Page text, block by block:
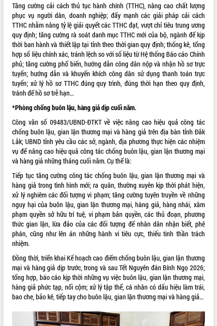
LIÊN KẾT WEB
THỐNG KÊ TRUY CẬP
Hôm nay: 25956
Tất cả: 66002098
Tăng cường cải cách thủ tục hành chính (TTHC), nâng cao chất lượng
phục vụ người dân, doanh nghiệp; đẩy mạnh các giải pháp cải cách
TTHC nhằm nâng tỷ lệ giải quyết các TTHC đạt, vượt chỉ tiêu trung ương
quy định; tăng cường rà soát danh mục TTHC mới của bộ, ngành để kịp
thời ban hành và thiết lập tại tỉnh theo thời gian quy định; thống kê, tổng
hợp số liệu chính xác, tránh lệch so với số liệu từ Hệ thống Báo cáo Chính
phủ; tăng cường phổ biến, hướng dẫn công dân nộp và nhận hồ sơ trực
tuyến; hướng dẫn và khuyến khích công dân sử dụng thanh toán trực
tuyến; xử lý hồ sơ TTHC đúng quy trình, đúng thời hạn theo quy định,
tránh để hồ sơ trễ hạn…
*Phòng chống buôn lậu, hàng giả dịp cuối năm.
Công văn số 09483/UBND-ĐTKTvề việc nâng cao hiệu quả công tác
chống buôn lậu, gian lận thương mại và hàng giả trên địa bàn tỉnh Đắk
Lắk; UBND tỉnh yêu cầu các sở, ngành, địa phương thực hiện các nhiệm
vụ để nâng cao hiệu quả công tác chống buôn lậu, gian lận thương mại
và hàng giả những tháng cuối năm. Cụ thể là:
Tiếp tục tăng cường công tác chống buôn lậu, gian lận thương mại và
hàng giả trong tình hình mới; ra quân, thường xuyên kịp thời phát hiện,
xử lý nghiêm các đối tượng vi phạm; tăng cường tuyên truyền về những
nguy hại của buôn lậu, gian lận thương mại, hàng giả, hàng nhái, xâm
phạm quyền sở hữu trí tuệ, vi phạm bản quyền, các thủ đoạn, phương
thức gian lận, lừa đảo của các đối tượng để nhân dân nhận biết, phê
phán, cũng như lên án những hành vi tiêu cực, thiếu tinh thần trách
nhiệm.
Đồng thời, triển khai Kế hoạch cao điểm chống buôn lậu, gian lận thương
mại và hàng giả dịp trước, trong và sau Tết Nguyên đán Bính Ngọ 2026;
tổng hợp, báo cáo kịp thời những vụ việc buôn lậu, gian lận thương mại,
hàng giả phức tạp, nổi cộm; xử lý tập thể, cá nhân có dấu hiệu làm trái,
bao che, bảo kê, tiếp tay cho buôn lậu, gian lận thương mại và hàng giả…